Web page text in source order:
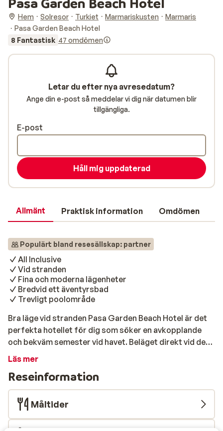
Hem Solresor Turkiet Marmariskusten
Marmaris
Pasa Garden Beach Hotel
8 Fantastisk 47 omdömen
Allmänt Praktisk information Omdömen
Populärt bland resesällskap: partner
All Inclusive
Vid stranden
Fina och moderna lägenheter
Bredvid ett äventyrsbad
Trevligt poolområde
Bra läge vid stranden Pasa Garden Beach Hotel är det
perfekta hotellet för dig som söker en avkopplande
och bekväm semester vid havet. Beläget direkt vid den
glittrande kusten i Marmaris, erbjuder hotellet en
natursköna vyer och tillgänglighet till stadens
attraktioner. Strand & pool Hotellet ligger precis vid
den fina sandstranden för sköna stranddagar. Här kan
du koppla av på en solsäng under ett parasoll och varva
med salta havsbad. Föredrar du poolen har du ett
Läs mer
Reseinformation
Måltider
Letar du efter nya avresedatum?
Ange din e-post så meddelar vi dig när datumen blir
tillgängliga.
E-post
Håll mig uppdaterad